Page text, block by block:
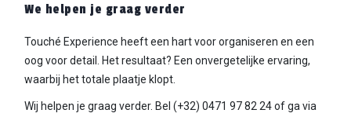
We helpen je graag verder
Touché Experience heeft een hart voor organiseren en een
oog voor detail. Het resultaat? Een onvergetelijke ervaring,
waarbij het totale plaatje klopt.
Wij helpen je graag verder. Bel (+32) 0471 97 82 24of ga via